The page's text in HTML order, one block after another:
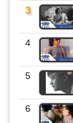
3
4
5
6